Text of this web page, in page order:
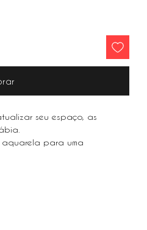
seu espaço, as
aquarela para uma